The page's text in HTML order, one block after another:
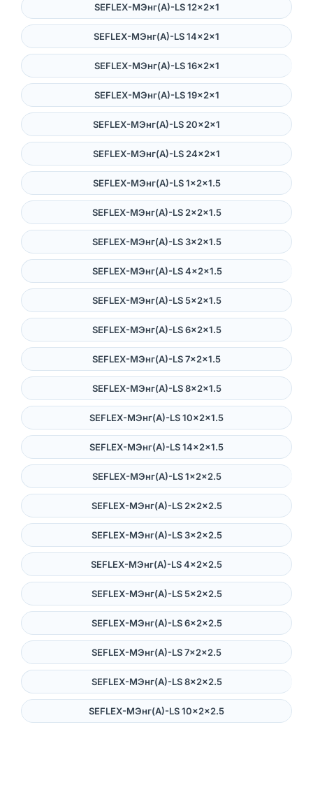
SEFLEX-MЭнг(А)-LS 12×2×1
SEFLEX-MЭнг(А)-LS 14×2×1
SEFLEX-MЭнг(А)-LS 16×2×1
SEFLEX-MЭнг(А)-LS 19×2×1
SEFLEX-MЭнг(А)-LS 20×2×1
SEFLEX-MЭнг(А)-LS 24×2×1
SEFLEX-MЭнг(А)-LS 1×2×1.5
SEFLEX-MЭнг(А)-LS 2×2×1.5
SEFLEX-MЭнг(А)-LS 3×2×1.5
SEFLEX-MЭнг(А)-LS 4×2×1.5
SEFLEX-MЭнг(А)-LS 5×2×1.5
SEFLEX-MЭнг(А)-LS 6×2×1.5
SEFLEX-MЭнг(А)-LS 7×2×1.5
SEFLEX-MЭнг(А)-LS 8×2×1.5
SEFLEX-MЭнг(А)-LS 10×2×1.5
SEFLEX-MЭнг(А)-LS 14×2×1.5
SEFLEX-MЭнг(А)-LS 1×2×2.5
SEFLEX-MЭнг(А)-LS 2×2×2.5
SEFLEX-MЭнг(А)-LS 3×2×2.5
SEFLEX-MЭнг(А)-LS 4×2×2.5
SEFLEX-MЭнг(А)-LS 5×2×2.5
SEFLEX-MЭнг(А)-LS 6×2×2.5
SEFLEX-MЭнг(А)-LS 7×2×2.5
SEFLEX-MЭнг(А)-LS 8×2×2.5
SEFLEX-MЭнг(А)-LS 10×2×2.5